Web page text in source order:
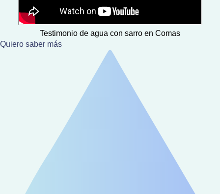
Testimonio de agua con sarro en Comas
Quiero saber más